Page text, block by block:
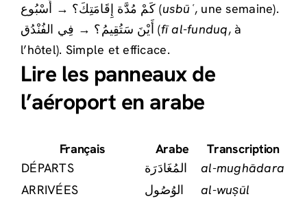
كَمْ مُدَّة إِقَامَتِكَ؟ → أُسْبُوع (usbūʿ, une semaine).
أَيْنَ سَتُقِيمُ؟ → فِي الفُنْدُق (fī al-funduq, à
l’hôtel). Simple et efficace.
Lire les panneaux de
l’aéroport en arabe
Français Arabe
Transcription
DÉPARTS
المُغَادَرَة
al-mughādara
ARRIVÉES
الوُصُول al-wuṣūl